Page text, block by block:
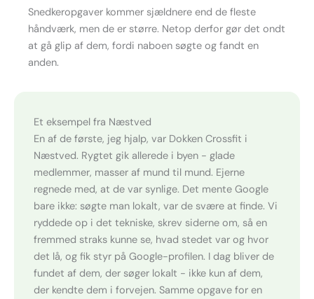
Snedkeropgaver kommer sjældnere end de fleste
håndværk, men de er større. Netop derfor gør det ondt
at gå glip af dem, fordi naboen søgte og fandt en
anden.
Et eksempel fra Næstved
En af de første, jeg hjalp, var Dokken Crossfit i
Næstved. Rygtet gik allerede i byen - glade
medlemmer, masser af mund til mund. Ejerne
regnede med, at de var synlige. Det mente Google
bare ikke: søgte man lokalt, var de svære at finde. Vi
ryddede op i det tekniske, skrev siderne om, så en
fremmed straks kunne se, hvad stedet var og hvor
det lå, og fik styr på Google-profilen. I dag bliver de
fundet af dem, der søger lokalt - ikke kun af dem,
der kendte dem i forvejen. Samme opgave for en